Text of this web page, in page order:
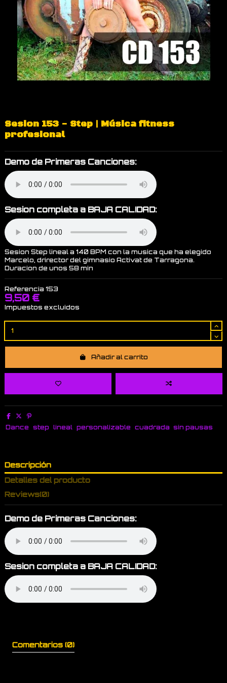
Sesion 153 - Step | Música fitness
profesional
Demo de Primeras Canciones:
Sesion completa a BAJA CALIDAD:
Sesion Step lineal a 140 BPM con la musica que ha elegido
Marcelo, drirector del gimnasio Activat de Tarragona.
Duracion de unos 58 min
Referencia 153
9,50 €
Impuestos excluidos
Añadir al carrito
Dance step lineal personalizable cuadrada sin pausas
Descripción
Detalles del producto
Reviews(0)
Demo de Primeras Canciones:
Sesion completa a BAJA CALIDAD:
Comentarios (0)